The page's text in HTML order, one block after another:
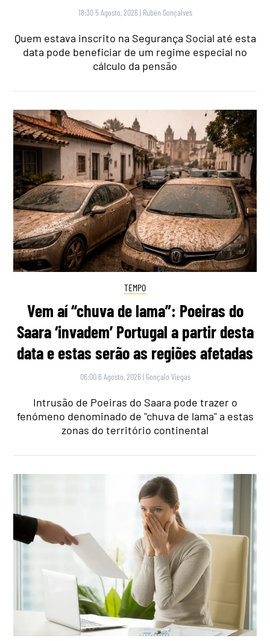
18:30 5 Agosto, 2026 | Rubén Gonçalves
Quem estava inscrito na Segurança Social até esta
data pode beneficiar de um regime especial no
cálculo da pensão
TEMPO
Vem aí “chuva de lama”: Poeiras do
Saara ‘invadem’ Portugal a partir desta
data e estas serão as regiões afetadas
06:00 6 Agosto, 2026 | Gonçalo Viegas
Intrusão de Poeiras do Saara pode trazer o
fenómeno denominado de "chuva de lama" a estas
zonas do território continental